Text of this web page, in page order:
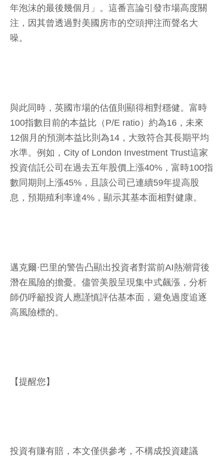
年泡沫的最後幾個月」。這番言論引發市場高度關
注，因其曾透過對美國房市的空頭押注而聲名大
噪。
與此同時，英國市場的估值則顯得相對穩健。富時
100指數目前的本益比（P/E ratio）約為16，未來
12個月的預測本益比則為14，大致符合其長期平均
水準。例如，City of London Investment Trust這家
投資信託公司在過去五年股價上漲40%，富時100指
數同期則上漲45%，且該公司已連續59年提高股
息，預期殖利率達4%，顯示其基本面相對健康。
邁克爾·巴里的警告凸顯出投資者對當前AI熱潮背後
潛在風險的擔憂。儘管美股呈現集中式飆漲，分析
師仍呼籲投資人應謹慎評估基本面，避免過度追逐
高風險標的。
【提醒您】
投資有賺有賠，本文僅供參考，不構成投資建議